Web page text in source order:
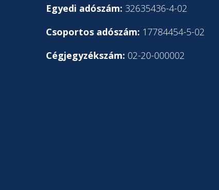
Egyedi adószám: 32635436-4-02
Csoportos adószám: 17784454-5-02
Cégjegyzékszám: 02-20-000002